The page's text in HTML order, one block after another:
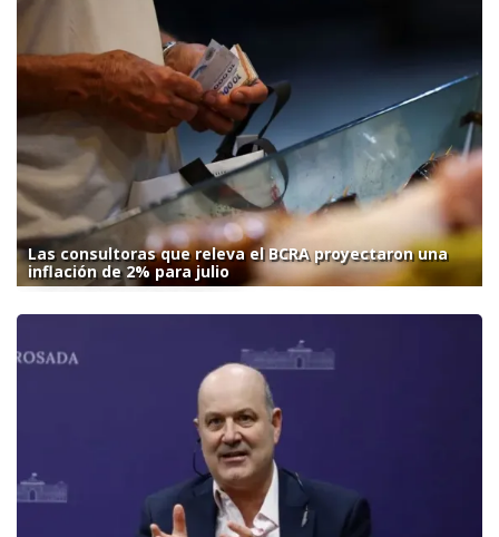
Las consultoras que releva el BCRA proyectaron una
inflación de 2% para julio